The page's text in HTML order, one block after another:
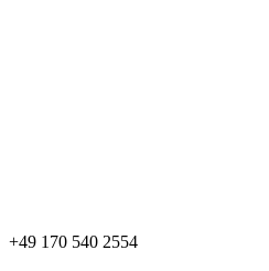
+49 170 540 2554